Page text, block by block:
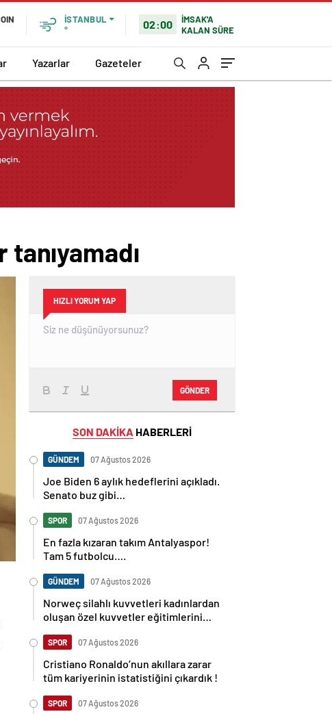
İSTANBUL
°
02:00
İMSAK'A
KALAN SÜRE
Yazarlar Gazeteler
tanıyamadı
HIZLI YORUM YAP
GÖNDER
SON DAKİKA HABERLERİ
GÜNDEM 07 Ağustos 2026
Joe Biden 6 aylık hedeflerini açıkladı.
Senato buz gibi…
SPOR 07 Ağustos 2026
En fazla kızaran takım Antalyaspor!
Tam 5 futbolcu….
GÜNDEM 07 Ağustos 2026
Norweç silahlı kuvvetleri kadınlardan
oluşan özel kuvvetler eğitimlerini
SPOR 07 Ağustos 2026
Cristiano Ronaldo’nun akıllara zarar
tüm kariyerinin istatistiğini çıkardık !
SPOR 07 Ağustos 2026